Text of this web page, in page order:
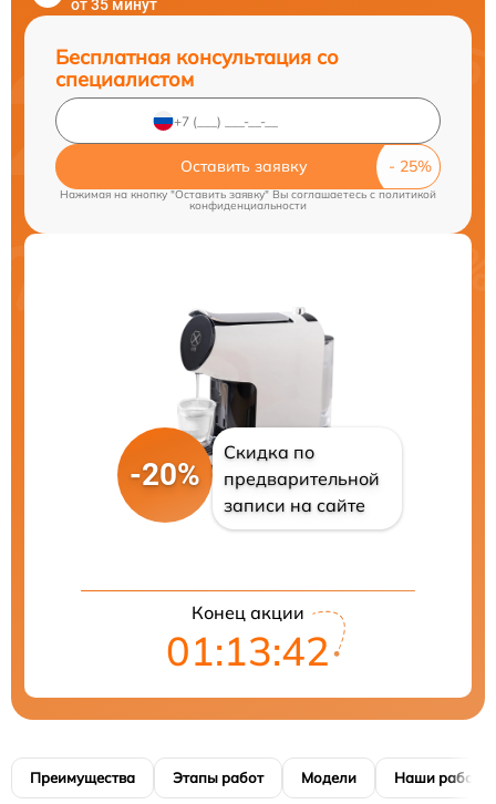
от 35 минут
Бесплатная консультация со
специалистом
Оставить заявку
Нажимая на кнопку "Оставить заявку" Вы соглашаетесь cполитикой
конфиденциальности
-20%
Скидка по
предварительной
записи на сайте
Конец акции
01:13:41
Преимущества Этапы работ Модели Наши работы